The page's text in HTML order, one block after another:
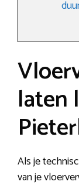
laten
Als je
van je